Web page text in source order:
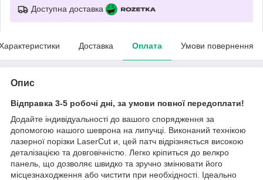
Доступна доставка
Доставка Оплата Умови повернення
Опис
Відправка 3-5 робочі дні, за умови повної передоплати!
Додайте індивідуальності до вашого спорядження за
допомогою нашого шеврона на липучці. Виконаний технікою
лазерної порізки LaserCut и, цей патч відрізняється високою
деталізацією та довговічністю. Легко кріпиться до велкро
панель, що дозволяє швидко та зручно змінювати його
місцезнаходження або чистити при необхідності. Ідеально